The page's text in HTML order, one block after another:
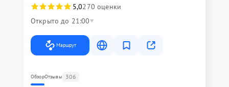
5,0270 оценки
Открыто до 21:00
Маршрут
ОбзорОтзывы 306